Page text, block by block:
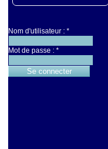
Nom d'utilisateur : *
Mot de passe : *